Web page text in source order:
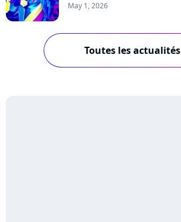
May 1, 2026
Toutes les actualités